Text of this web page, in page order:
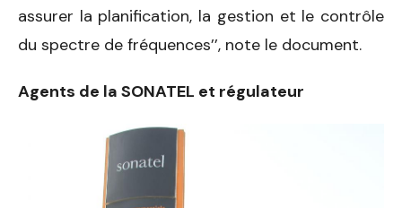
assurer la planification, la gestion et le contrôle
du spectre de fréquences’’, note le document.
Agents de la SONATEL et régulateur